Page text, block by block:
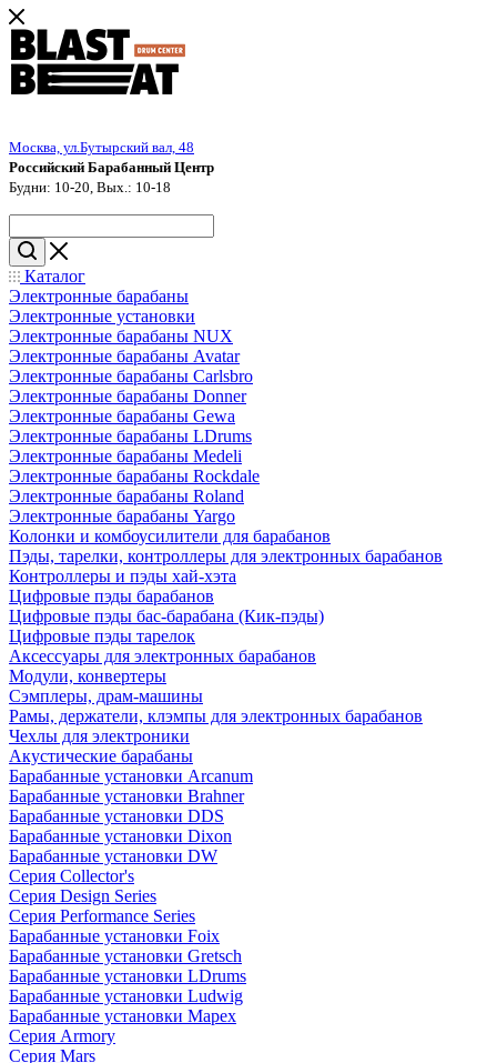
Москва, ул.Бутырский вал, 48
Российский Барабанный Центр
Будни: 10-20, Вых.: 10-18
Каталог
Электронные барабаны
Электронные установки
Электронные барабаны NUX
Электронные барабаны Avatar
Электронные барабаны Carlsbro
Электронные барабаны Donner
Электронные барабаны Gewa
Электронные барабаны LDrums
Электронные барабаны Medeli
Электронные барабаны Rockdale
Электронные барабаны Roland
Электронные барабаны Yargo
Колонки и комбоусилители для барабанов
Пэды, тарелки, контроллеры для электронных барабанов
Контроллеры и пэды хай-хэта
Цифровые пэды барабанов
Цифровые пэды бас-барабана (Кик-пэды)
Цифровые пэды тарелок
Аксессуары для электронных барабанов
Модули, конвертеры
Сэмплеры, драм-машины
Рамы, держатели, клэмпы для электронных барабанов
Чехлы для электроники
Акустические барабаны
Барабанные установки Arcanum
Барабанные установки Brahner
Барабанные установки DDS
Барабанные установки Dixon
Барабанные установки DW
Серия Collector's
Серия Design Series
Серия Performance Series
Барабанные установки Foix
Барабанные установки Gretsch
Барабанные установки LDrums
Барабанные установки Ludwig
Барабанные установки Mapex
Серия Armory
Серия Mars